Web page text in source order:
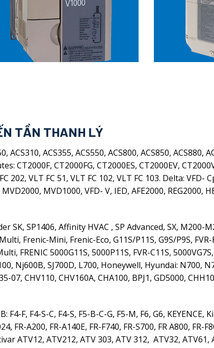
TẦN THANH LÝ
ACS355, ACS550, ACS800, ACS850, ACS880,
CT2000F, CT2000FG, CT2000ES, CT2000EV,
VLT FC 51, VLT FC 102, VLT FC 103. Delta: VFD-
MVD1000, VFD- V, IED, AFE2000, REG2000,
SP1406, Affinity HVAC , SP Advanced, SX, M200-
Frenic-Mini, Frenic-Eco, G11S/P11S, G9S/P9S, FVR-
FRENIC 5000G11S, 5000P11S, FVR-C11S, 5000VG7S,
Nj600B, SJ700D, L700, Honeywell, Hyundai: N700,
07, CHV110, CHV160A, CHA100, BPJ1, GD5000,
F4-S-C, F4-S, F5-B-C-G, F5-M, F6, G6, KEYENCE,
FR-A200, FR-A140E, FR-F740, FR-S700, FR A800, FR-
ATV12, ATV212, ATV 303, ATV 312, ATV32, ATV61,